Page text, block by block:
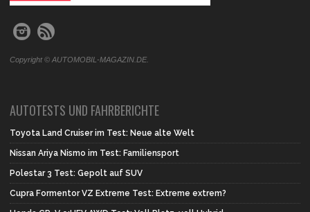
Copyright © AUTOMOBIL-MAGAZIN.DE.
AUTOTESTS UND FAHRBERICHTE
Toyota Land Cruiser im Test: Neue alte Welt
Nissan Ariya Nismo im Test: Familiensport
Polestar 3 Test: Gepolt auf SUV
Cupra Formentor VZ Extreme Test: Extreme extrem?